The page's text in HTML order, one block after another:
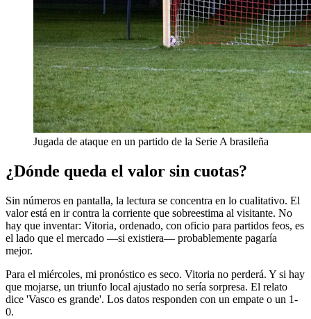
Jugada de ataque en un partido de la Serie A brasileña
¿Dónde queda el valor sin cuotas?
Sin números en pantalla, la lectura se concentra en lo cualitativo. El
valor está en ir contra la corriente que sobreestima al visitante. No
hay que inventar: Vitoria, ordenado, con oficio para partidos feos, es
el lado que el mercado —si existiera— probablemente pagaría
mejor.
Para el miércoles, mi pronóstico es seco. Vitoria no perderá. Y si hay
que mojarse, un triunfo local ajustado no sería sorpresa. El relato
dice 'Vasco es grande'. Los datos responden con un empate o un 1-
0.